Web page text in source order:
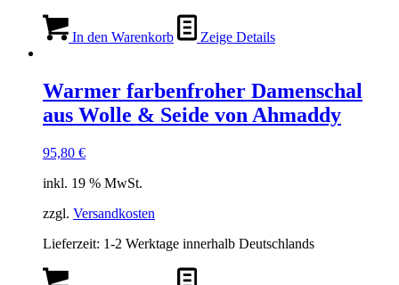
In den Warenkorb Zeige Details
Warmer farbenfroher Damenschal
aus Wolle & Seide von Ahmaddy
95,80 €
inkl. 19 % MwSt.
zzgl. Versandkosten
Lieferzeit: 1-2 Werktage innerhalb Deutschlands